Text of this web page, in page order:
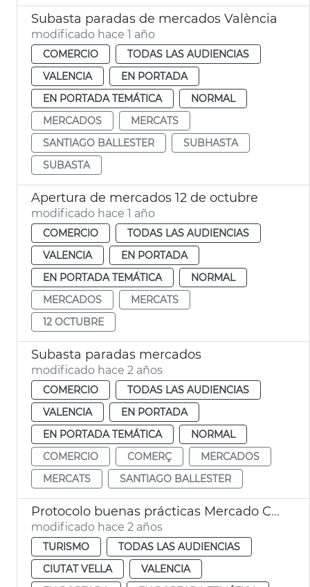
Subasta paradas de mercados València
modificado hace 1 año
COMERCIO
TODAS LAS AUDIENCIAS
VALENCIA
EN PORTADA
EN PORTADA TEMÁTICA
NORMAL
MERCADOS
MERCATS
SANTIAGO BALLESTER
SUBHASTA
SUBASTA
Apertura de mercados 12 de octubre
modificado hace 1 año
COMERCIO
TODAS LAS AUDIENCIAS
VALENCIA
EN PORTADA
EN PORTADA TEMÁTICA
NORMAL
MERCADOS
MERCATS
12 OCTUBRE
Subasta paradas mercados
modificado hace 2 años
COMERCIO
TODAS LAS AUDIENCIAS
VALENCIA
EN PORTADA
EN PORTADA TEMÁTICA
NORMAL
COMERCIO
COMERÇ
MERCADOS
MERCATS
SANTIAGO BALLESTER
Protocolo buenas prácticas Mercado Central turistas
modificado hace 2 años
TURISMO
TODAS LAS AUDIENCIAS
CIUTAT VELLA
VALENCIA